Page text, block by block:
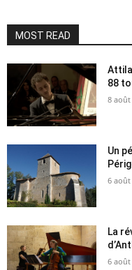
MOST READ
88
8 août
Un
6 août
La
6 août